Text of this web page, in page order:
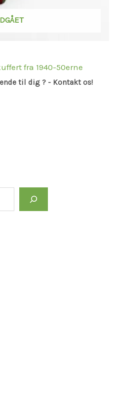
fra 1940-50erne
til dig ? - Kontakt os!